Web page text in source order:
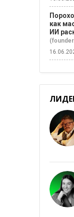
как
ИИ